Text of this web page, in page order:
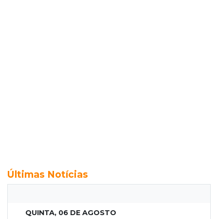
Últimas Notícias
QUINTA, 06 DE AGOSTO